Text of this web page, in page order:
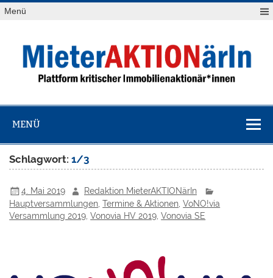
Zum
Inhalt
Menü
MENÜ
Schlagwort:1/3
4. Mai 2019
Redaktion MieterAKTIONärIn
Hauptversammlungen,Termine & Aktionen,VoNO!via
Versammlung 2019,Vonovia HV 2019,Vonovia SE